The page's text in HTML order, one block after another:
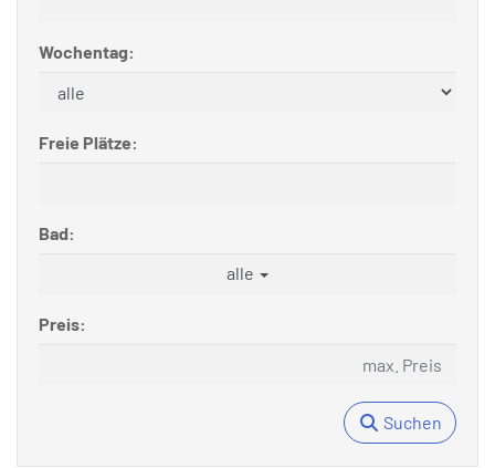
Wochentag:
Freie Plätze:
Bad:
alle
Preis:
Suchen